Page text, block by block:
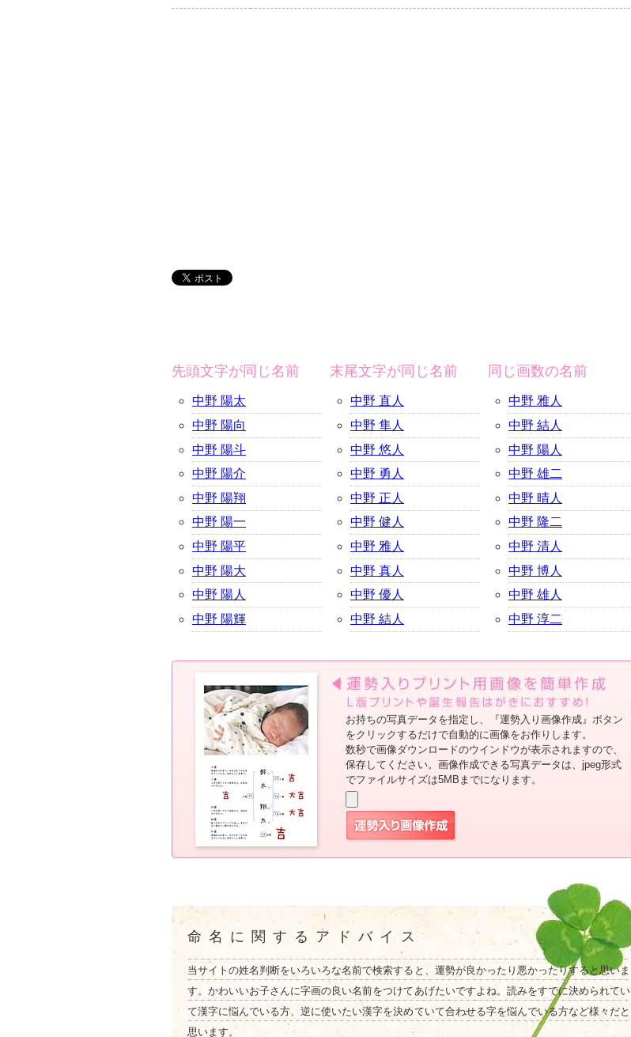
先頭文字が同じ名前
中野 陽太
中野 陽向
中野 陽斗
中野 陽介
中野 陽翔
中野 陽一
中野 陽平
中野 陽大
中野 陽人
中野 陽輝
末尾文字が同じ名前
中野 直人
中野 隼人
中野 悠人
中野 勇人
中野 正人
中野 健人
中野 雅人
中野 真人
中野 優人
中野 結人
同じ画数の名前
中野 雅人
中野 結人
中野 陽人
中野 雄二
中野 晴人
中野 隆二
中野 清人
中野 博人
中野 雄人
中野 淳二
お持ちの写真データを指定し、『運勢入り画像作成』ボタン
をクリックするだけで自動的に画像をお作りします。
数秒で画像ダウンロードのウインドウが表示されますので、
保存してください。画像作成できる写真データは、jpeg形式
でファイルサイズは5MBまでになります。
命名に関するアドバイス
当サイトの姓名判断をいろいろな名前で検索すると、運勢が良かったり悪かったりすると思いま
す。かわいいお子さんに字画の良い名前をつけてあげたいですよね。読みをすでに決められてい
て漢字に悩んでいる方、逆に使いたい漢字を決めていて合わせる字を悩んでいる方など様々だと
思います。